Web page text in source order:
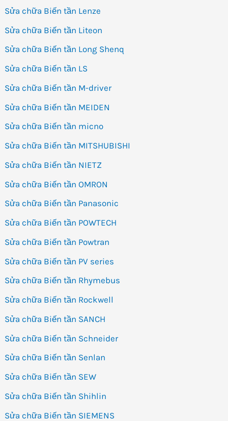
Sửa chữa Biến tần Lenze
Sửa chữa Biến tần Liteon
Sửa chữa Biến tần Long Shenq
Sửa chữa Biến tần LS
Sửa chữa Biến tần M-driver
Sửa chữa Biến tần MEIDEN
Sửa chữa Biến tần micno
Sửa chữa Biến tần MITSHUBISHI
Sửa chữa Biến tần NIETZ
Sửa chữa Biến tần OMRON
Sửa chữa Biến tần Panasonic
Sửa chữa Biến tần POWTECH
Sửa chữa Biến tần Powtran
Sửa chữa Biến tần PV series
Sửa chữa Biến tần Rhymebus
Sửa chữa Biến tần Rockwell
Sửa chữa Biến tần SANCH
Sửa chữa Biến tần Schneider
Sửa chữa Biến tần Senlan
Sửa chữa Biến tần SEW
Sửa chữa Biến tần Shihlin
Sửa chữa Biến tần SIEMENS